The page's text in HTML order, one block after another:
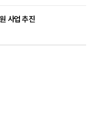
사업 추진